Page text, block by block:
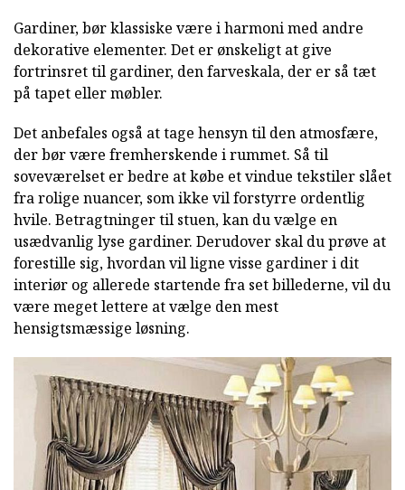
Gardiner, bør klassiske være i harmoni med andre
dekorative elementer. Det er ønskeligt at give
fortrinsret til gardiner, den farveskala, der er så tæt
på tapet eller møbler.
Det anbefales også at tage hensyn til den atmosfære,
der bør være fremherskende i rummet. Så til
soveværelset er bedre at købe et vindue tekstiler slået
fra rolige nuancer, som ikke vil forstyrre ordentlig
hvile. Betragtninger til stuen, kan du vælge en
usædvanlig lyse gardiner. Derudover skal du prøve at
forestille sig, hvordan vil ligne visse gardiner i dit
interiør og allerede startende fra set billederne, vil du
være meget lettere at vælge den mest
hensigtsmæssige løsning.